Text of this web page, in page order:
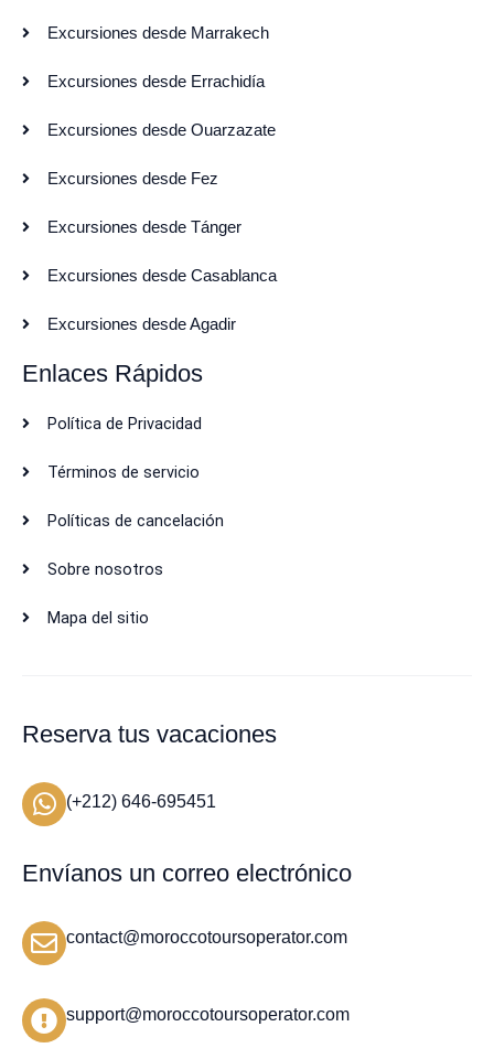
Excursiones desde Marrakech
Excursiones desde Errachidía
Excursiones desde Ouarzazate
Excursiones desde Fez
Excursiones desde Tánger
Excursiones desde Casablanca
Excursiones desde Agadir
Enlaces Rápidos
Política de Privacidad
Términos de servicio
Políticas de cancelación
Sobre nosotros
Mapa del sitio
Reserva tus vacaciones
(+212) 646-695451
Envíanos un correo electrónico
contact@moroccotoursoperator.com
support@moroccotoursoperator.com